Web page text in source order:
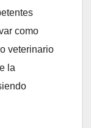
como
veterinario
la